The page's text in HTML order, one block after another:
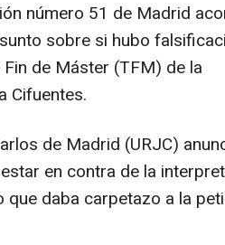
número 51 de Madrid
sobre si hubo
de Máster (TFM) de la
Cifuentes.
de Madrid (URJC)
en contra de la
que daba carpetazo a la